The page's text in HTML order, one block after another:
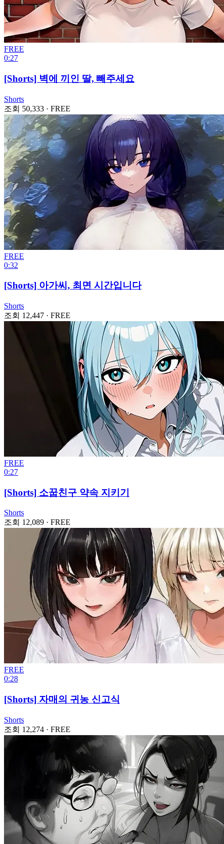
FREE
0:27
[Shorts] 벽에 끼인 딸, 빼주세요
Shorts
조회 50,333 · FREE
FREE
0:32
[Shorts] 아가씨, 최면 시간입니다
Shorts
조회 12,447 · FREE
FREE
0:27
[Shorts] 소꿉친구 약속 지키기
Shorts
조회 12,089 · FREE
FREE
0:28
[Shorts] 자매의 귀농 신고식
Shorts
조회 12,274 · FREE